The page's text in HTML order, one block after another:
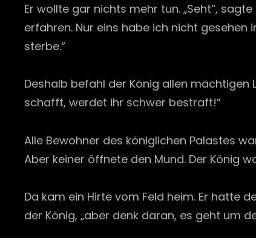
Er wollte gar nichts mehr tun. „Seht“,
erfahren. Nur eins habe ich nicht
sterbe.“
Deshalb befahl der König allen mächtigen
schafft, werdet ihr schwer bestraft!“
Alle Bewohner des königlichen Palastes
Aber keiner öffnete den Mund. Der König
Da kam ein Hirte vom Feld heim. Er hatte
der König, „aber denk daran, es geht um